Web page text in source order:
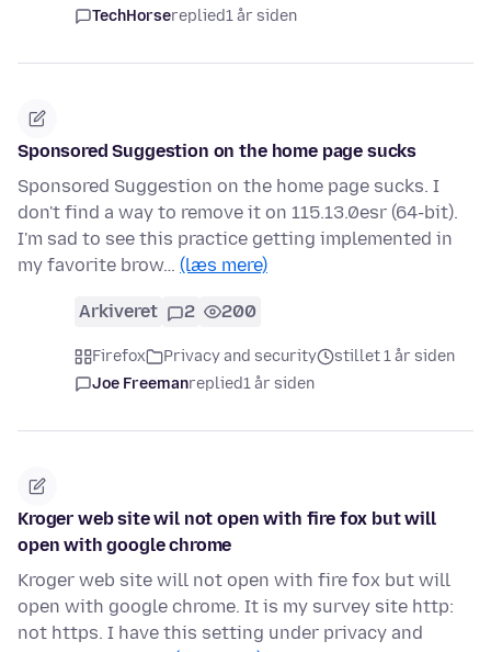
TechHorsereplied1 år siden
Sponsored Suggestion on the home page sucks
Sponsored Suggestion on the home page sucks. I
don't find a way to remove it on 115.13.0esr (64-bit).
I'm sad to see this practice getting implemented in
my favorite brow… (læs mere)
Arkiveret 2 200
Firefox Privacy and security
stillet 1 år siden
Joe Freemanreplied1 år siden
Kroger web site wil not open with fire fox but will
open with google chrome
Kroger web site will not open with fire fox but will
open with google chrome. It is my survey site http:
not https. I have this setting under privacy and